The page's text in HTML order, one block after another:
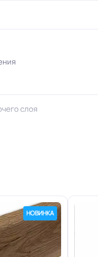
слоя
ГОСТ, ТУ,
НОВИНКА